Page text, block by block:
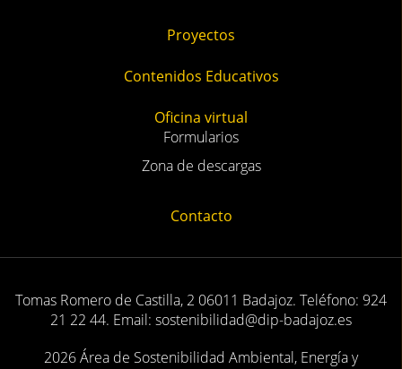
Proyectos
Contenidos Educativos
Oficina virtual
Formularios
Zona de descargas
Contacto
Tomas Romero de Castilla, 2 06011 Badajoz. Teléfono: 924
21 22 44. Email: sostenibilidad@dip-badajoz.es
2026 Área de Sostenibilidad Ambiental, Energía y